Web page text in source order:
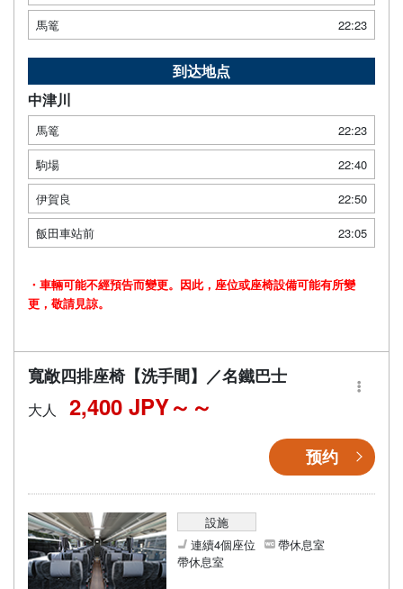
馬篭
22:23
到达地点
中津川
馬篭
22:23
駒場
22:40
伊賀良
22:50
飯田車站前
23:05
・車輛可能不經預告而變更。因此，座位或座椅設備可能有所變
更，敬請見諒。
寬敞四排座椅【洗手間】／名鐵巴士
大人 2,400 JPY～
预约
設施
連續4個座位
帶休息室
帶休息室